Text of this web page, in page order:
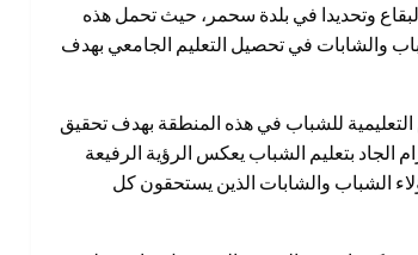
وتحديدا في بلدة سحمر، حيث تحمل هذه
والشابات في تحصيل التعليم الجامعي بهدف
للشباب في هذه المنطقة بهدف تحقيق
الجاد بتعليم الشباب يعكس الرؤية الرفيعة
الشباب والشابات الذين يستحقون كل